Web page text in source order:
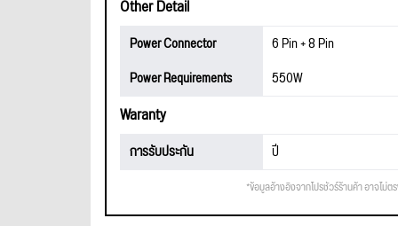
Other Detail
Power Connector
6 Pin + 8 Pin
Power Requirements
550W
Waranty
การรับประกัน ปี
*ข้อมูลอ้างอิงจากโปรชัวร์ร้านค้า อาจไม่